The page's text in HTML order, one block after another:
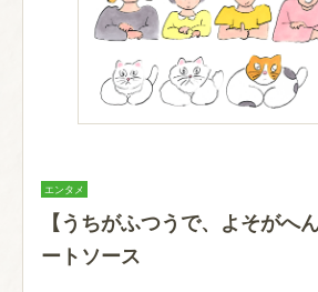
エンタメ
【うちがふつうで、よそがへ
ートソース